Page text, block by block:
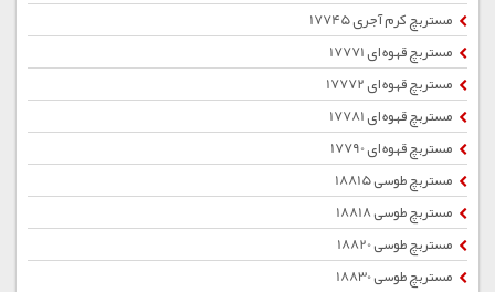
مستربچ کرم آجری 17745
مستربچ قهوه ای 17771
مستربچ قهوه ای 17772
مستربچ قهوه ای 17781
مستربچ قهوه ای 17790
مستربچ طوسی 18815
مستربچ طوسی 18818
مستربچ طوسی 18820
مستربچ طوسی 18830